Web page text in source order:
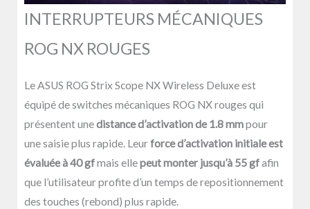
INTERRUPTEURS MÉCANIQUES
ROG NX ROUGES
Le ASUS ROG Strix Scope NX Wireless Deluxe est
équipé de switches mécaniques ROG NX rouges qui
présentent unedistance d’activation de 1.8 mmpour
une saisie plus rapide. Leurforce d’activation initiale est
évaluée à 40 gfmais ellepeut monter jusqu’à 55 gfafin
que l’utilisateur profite d’un temps de repositionnement
des touches (rebond) plus rapide.